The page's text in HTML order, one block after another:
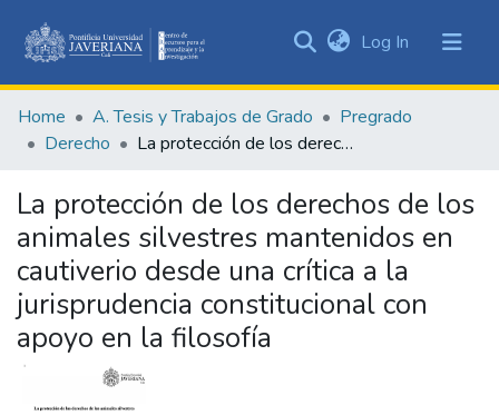
&
Collections
Statistics
Log In (current)
Home A. Tesis y Trabajos de Grado
Pregrado
Derecho
La protección de los derechos de los animales silvestres mantenidos en cautiverio desde una crítica a la jurisprudencia constitucional con apoyo en la filosofía
La protección de los derechos de los
animales silvestres mantenidos en
cautiverio desde una crítica a la
jurisprudencia constitucional con
apoyo en la filosofía